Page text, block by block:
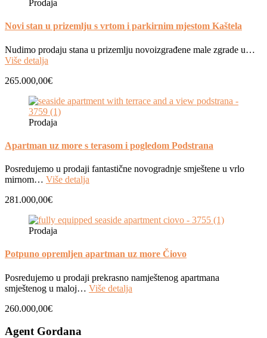
Prodaja
Novi stan u prizemlju s vrtom i parkirnim mjestom Kaštela
Nudimo prodaju stana u prizemlju novoizgrađene male zgrade u…
Više detalja
265.000,00€
Prodaja
Apartman uz more s terasom i pogledom Podstrana
Posredujemo u prodaji fantastične novogradnje smještene u vrlo
mirnom… Više detalja
281.000,00€
Prodaja
Potpuno opremljen apartman uz more Čiovo
Posredujemo u prodaji prekrasno namještenog apartmana
smještenog u maloj… Više detalja
260.000,00€
Agent Gordana